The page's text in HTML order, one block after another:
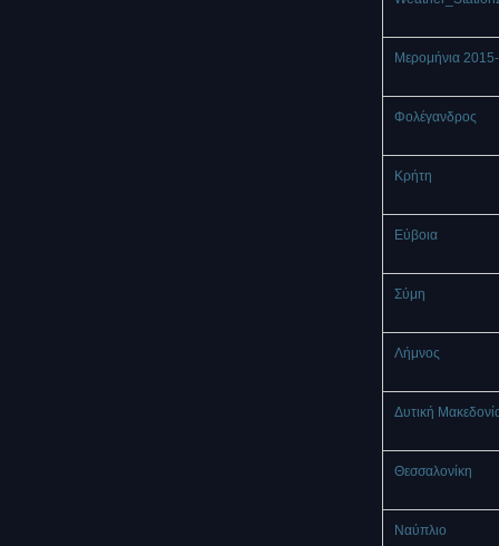
Μερομήνια
Φολέγανδρος
Κρήτη
Εύβοια
Σύμη
Λήμνος
Δυτική
Θεσσαλονίκη
Ναύπλιο